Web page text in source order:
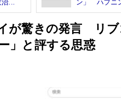
...
ン」 ハプニ
が驚きの発言 リ
」と評する思惑